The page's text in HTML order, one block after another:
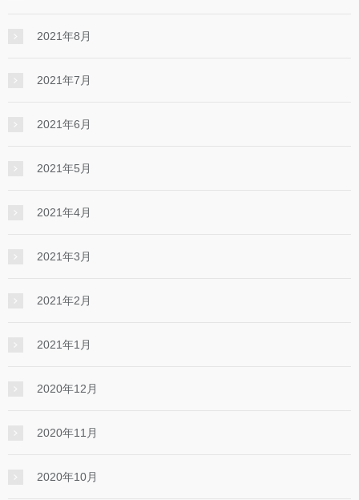
2021年8月
2021年7月
2021年6月
2021年5月
2021年4月
2021年3月
2021年2月
2021年1月
2020年12月
2020年11月
2020年10月